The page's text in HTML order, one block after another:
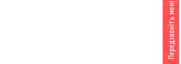
Передзвоніть мені